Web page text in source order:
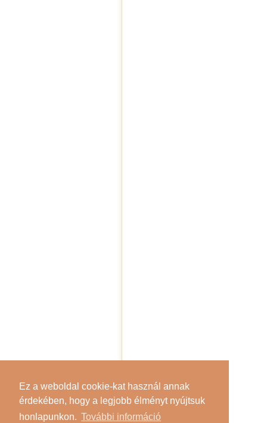
Ez a weboldal cookie-kat használ annak
érdekében, hogy a legjobb élményt nyújtsuk
honlapunkon. További információ